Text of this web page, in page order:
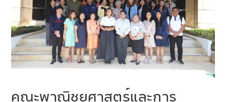
คณะพาณิชยศาสตร์และการ